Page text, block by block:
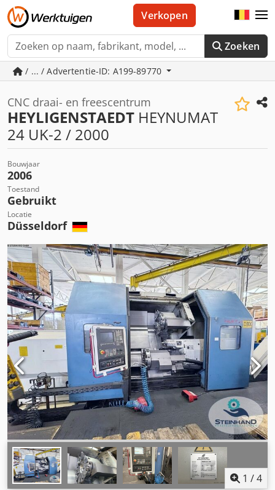
Zoeken
Verkopen
/ ... / Advertentie-ID: A199-89770
CNC draai- en freescentrum
HEYLIGENSTAEDT HEYNUMAT
24 UK-2 / 2000
Bouwjaar
2006
Toestand
Gebruikt
Locatie
Düsseldorf
1 /4